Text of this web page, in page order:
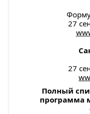
27
27
Полный
программа